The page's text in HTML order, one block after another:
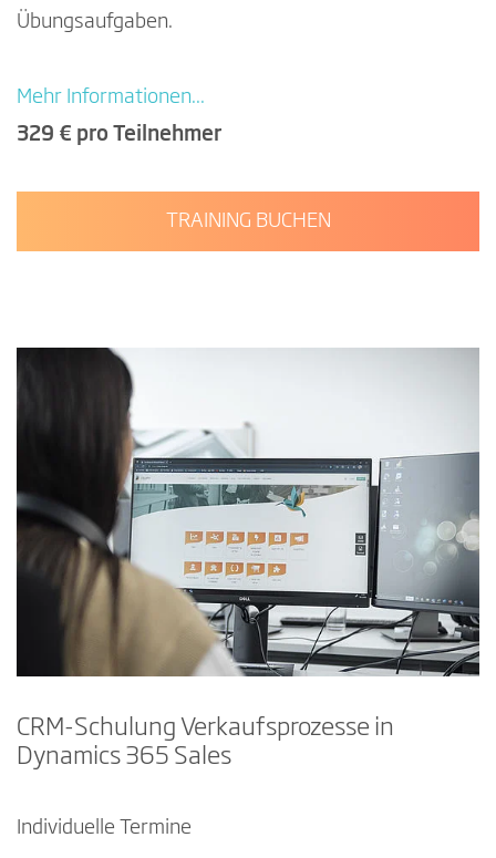
Übungsaufgaben.
Mehr Informationen...
329 € pro Teilnehmer
TRAINING BUCHEN
CRM-Schulung Verkaufsprozesse in
Dynamics 365 Sales
Individuelle Termine